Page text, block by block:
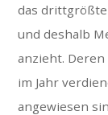
das
und deshalb
anzieht.
im Jahr
angewiesen